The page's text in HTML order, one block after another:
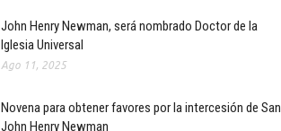
John Henry Newman, será nombrado Doctor de la
Iglesia Universal
Ago 11, 2025
Novena para obtener favores por la intercesión de San
John Henry Newman